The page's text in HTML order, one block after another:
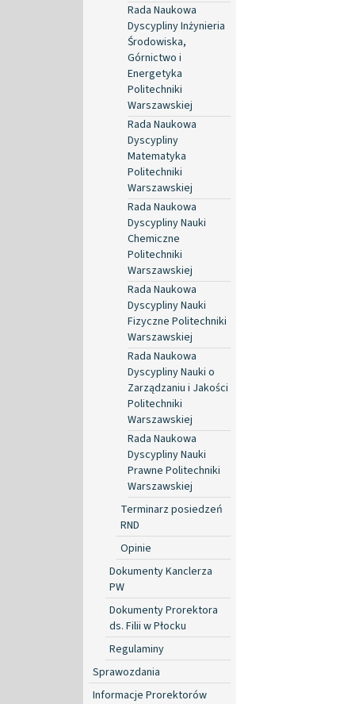
Rada Naukowa
Dyscypliny Inżynieria
Środowiska,
Górnictwo i
Energetyka
Politechniki
Warszawskiej
Rada Naukowa
Dyscypliny
Matematyka
Politechniki
Warszawskiej
Rada Naukowa
Dyscypliny Nauki
Chemiczne
Politechniki
Warszawskiej
Rada Naukowa
Dyscypliny Nauki
Fizyczne Politechniki
Warszawskiej
Rada Naukowa
Dyscypliny Nauki o
Zarządzaniu i Jakości
Politechniki
Warszawskiej
Rada Naukowa
Dyscypliny Nauki
Prawne Politechniki
Warszawskiej
Terminarz posiedzeń
RND
Opinie
Dokumenty Kanclerza
PW
Dokumenty Prorektora
ds. Filii w Płocku
Regulaminy
Sprawozdania
Informacje Prorektorów